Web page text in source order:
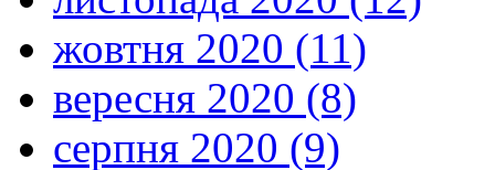
жовтня 2020 (11)
вересня 2020 (8)
серпня 2020 (9)